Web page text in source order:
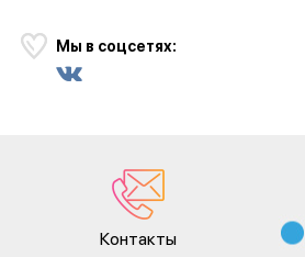
Мы в соцсетях:
Контакты